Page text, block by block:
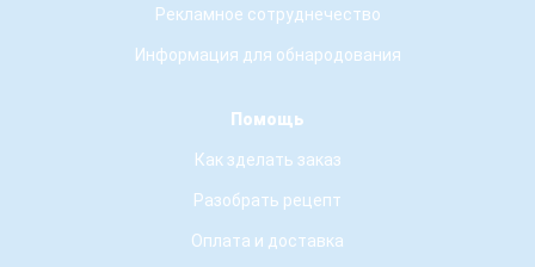
Рекламное сотруднечество
Информация для обнародования
Помощь
Как зделать заказ
Разобрать рецепт
Оплата и доставка